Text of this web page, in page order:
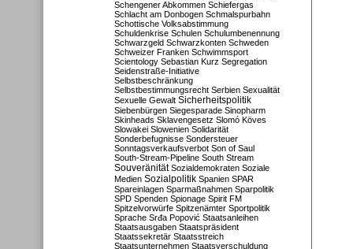
Schengener Abkommen Schiefergas
Schlacht am Donbogen Schmalspurbahn
Schottische Volksabstimmung
Schuldenkrise Schulen Schulumbenennung
Schwarzgeld Schwarzkonten Schweden
Schweizer Franken Schwimmsport
Scientology Sebastian Kurz Segregation
Seidenstraße-Initiative
Selbstbeschränkung
Selbstbestimmungsrecht Serbien Sexualität
Sexuelle Gewalt Sicherheitspolitik
Siebenbürgen Siegesparade Sinopharm
Skinheads Sklavengesetz Slomó Köves
Slowakei Slowenien Solidarität
Sonderbefugnisse Sondersteuer
Sonntagsverkaufsverbot Son of Saul
South-Stream-Pipeline South Stream
Souveränität Sozialdemokraten Soziale
Medien Sozialpolitik Spanien SPAR
Spareinlagen Sparmaßnahmen Sparpolitik
SPD Spenden Spionage Spirit FM
Spitzelvorwürfe Spitzenämter Sportpolitik
Sprache Srđa Popović Staatsanleihen
Staatsausgaben Staatspräsident
Staatssekretär Staatsstreich
Staatsunternehmen Staatsverschuldung